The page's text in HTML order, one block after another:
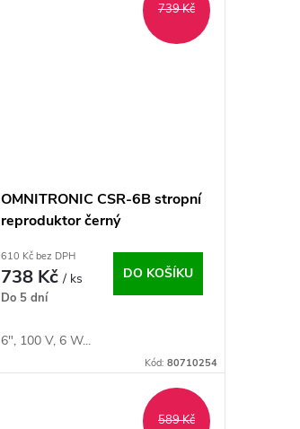
739 Kč
OMNITRONIC CSR-6B stropní
reproduktor černý
610 Kč bez DPH
738 Kč/ ks
Do 5 dní
DO KOŠÍKU
6", 100 V, 6 W...
Kód: 80710254
589 Kč